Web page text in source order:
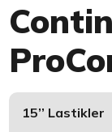
15’’ Lastikler